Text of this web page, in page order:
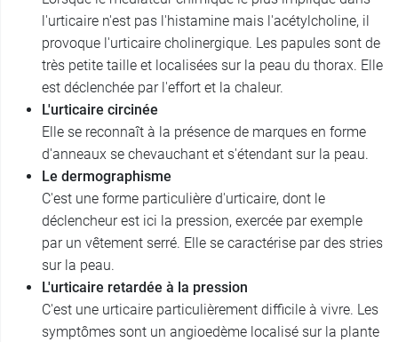
l'urticaire n'est pas l'histamine mais l'acétylcholine, il
provoque l'urticaire cholinergique. Les papules sont de
très petite taille et localisées sur la peau du thorax. Elle
est déclenchée par l'effort et la chaleur.
L'urticaire circinée
Elle se reconnaît à la présence de marques en forme
d'anneaux se chevauchant et s'étendant sur la peau.
Le dermographisme
C'est une forme particulière d'urticaire, dont le
déclencheur est ici la pression, exercée par exemple
par un vêtement serré. Elle se caractérise par des stries
sur la peau.
L'urticaire retardée à la pression
C'est une urticaire particulièrement difficile à vivre. Les
symptômes sont un angioedème localisé sur la plante